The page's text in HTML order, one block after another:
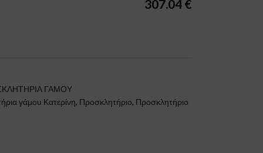
307.04 €
ΓΑΜΟΥ
γάμου Κατερίνη, Προσκλητήριο, Προσκλητήριο